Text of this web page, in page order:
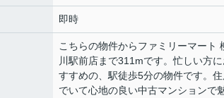
即時
こちらの物件からファミリーマート
川駅前店まで311mです。忙しい方
すすめの、駅徒歩5分の物件です。
でいて心地の良い中古マンションで